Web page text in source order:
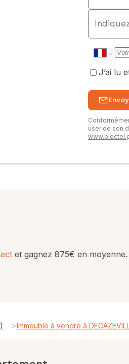
E-mail
J’ai lu
user de son
et gagnez 875€ en moyenne.
>Immeuble à vendre à